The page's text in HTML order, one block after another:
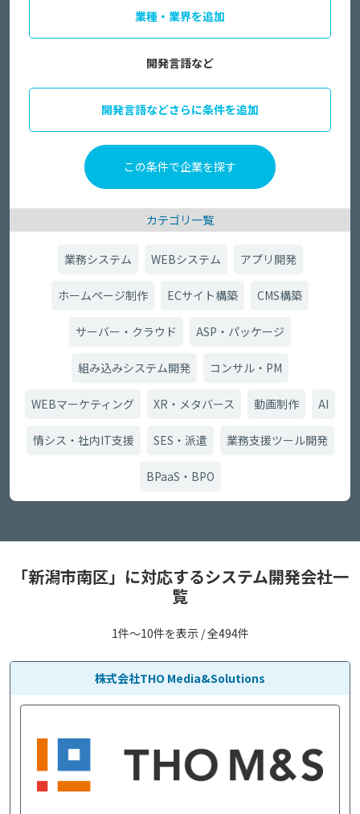
業種・業界を追加
開発言語など
開発言語などさらに条件を追加
カテゴリ一覧
業務システム WEBシステム アプリ開発
ホームページ制作 ECサイト構築 CMS構築
サーバー・クラウド ASP・パッケージ
組み込みシステム開発 コンサル・PM
WEBマーケティング XR・メタバース 動画制作 AI
情シス・社内IT支援 SES・派遣 業務支援ツール開発
BPaaS・BPO
「新潟市南区」に対応するシステム開発会社一
覧
1件〜10件を表示 / 全494件
株式会社THO Media&Solutions